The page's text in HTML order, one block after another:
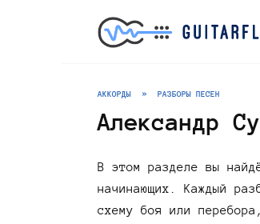
АККОРДЫ » РАЗБОРЫ ПЕСЕН
Александр
В этом разделе вы
начинающих. Каждый
схему боя или